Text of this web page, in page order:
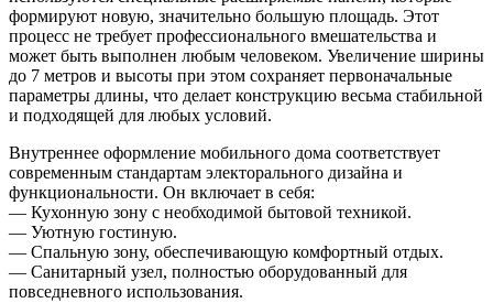
формируют новую, значительно большую площадь. Этот
процесс не требует профессионального вмешательства и
может быть выполнен любым человеком. Увеличение ширины
до 7 метров и высоты при этом сохраняет первоначальные
параметры длины, что делает конструкцию весьма стабильной
и подходящей для любых условий.
Внутреннее оформление мобильного дома соответствует
современным стандартам электорального дизайна и
функциональности. Он включает в себя:
— Кухонную зону с необходимой бытовой техникой.
— Уютную гостиную.
— Спальную зону, обеспечивающую комфортный отдых.
— Санитарный узел, полностью оборудованный для
повседневного использования.